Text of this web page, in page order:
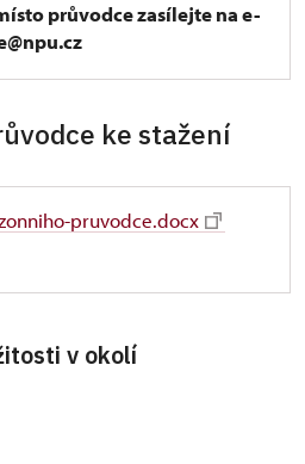
průvodce zasílejte na e-
ke stažení
pruvodce.docx
v okolí